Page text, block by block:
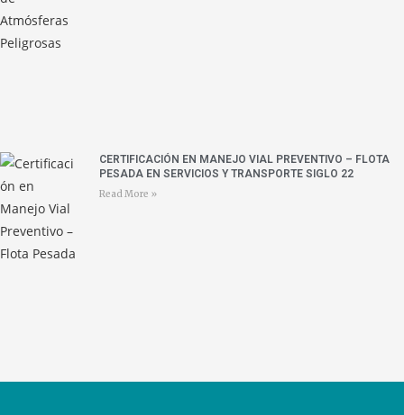
CERTIFICACIÓN EN MANEJO VIAL PREVENTIVO – FLOTA
PESADA EN SERVICIOS Y TRANSPORTE SIGLO 22
Read More »